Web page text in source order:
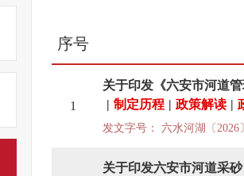
序号
1
关于印发《六安市河道
| 制定历程 | 政策解读 |
发文字号： 六水河湖〔2026
关于印发六安市河道采